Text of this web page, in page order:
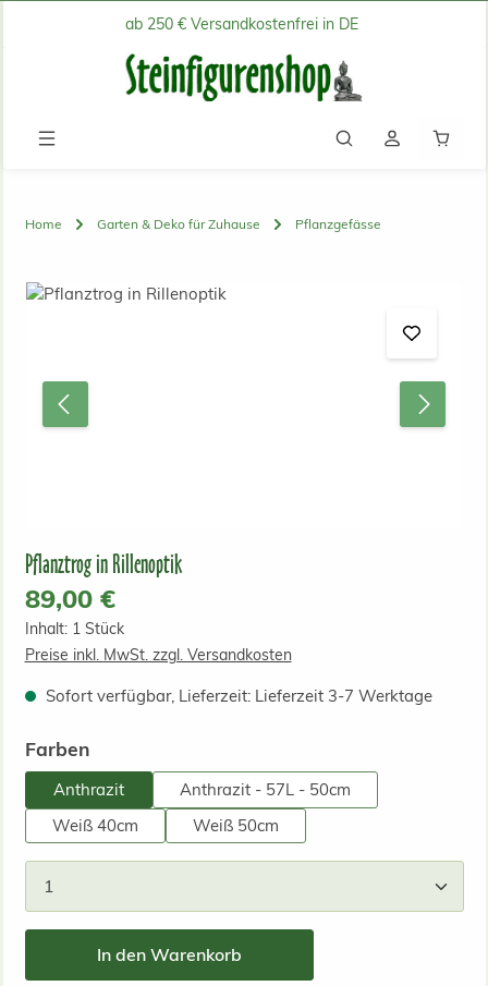
Zum Hauptinhalt springenab 250 € Versandkostenfrei in DE
Home Garten & Deko für Zuhause Pflanzgefässe
Bildergalerie überspringen
Pflanztrog in Rillenoptik
Regulärer Preis:
89,00 €
Inhalt: 1 Stück
Preise inkl. MwSt. zzgl. Versandkosten
Sofort verfügbar, Lieferzeit: Lieferzeit 3-7 Werktage
Farbenauswählen
Anthrazit
Anthrazit - 57L - 50cm
Weiß 40cm
Weiß 50cm
In den Warenkorb